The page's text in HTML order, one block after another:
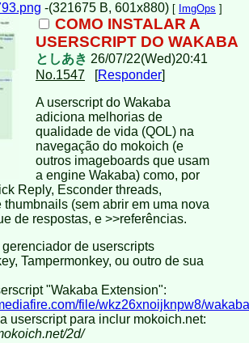
-(321675 B, 601x880) [ ImgOps ]
COMO INSTALAR A
USERSCRIPT DO WAKABA
としあき 26/07/22(Wed)20:41
No.1547
[Responder]
A userscript do Wakaba
adiciona melhorias de
qualidade de vida (QOL) na
navegação do mokoich (e
outros imageboards que usam
a engine Wakaba) como, por
Reply, Esconder threads,
thumbnails (sem abrir em uma nova
de respostas, e >>referências.
de userscripts
Tampermonkey, ou outro de sua
"Wakaba Extension":
file/wkz26xnoijknpw8/
userscript para inclur mokoich.net:
2d/